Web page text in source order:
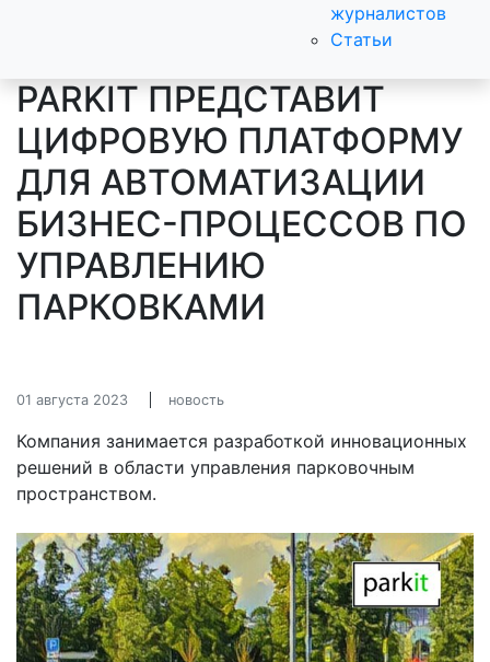
журналистов
Статьи
PARKIT ПРЕДСТАВИТ
ЦИФРОВУЮ ПЛАТФОРМУ
ДЛЯ АВТОМАТИЗАЦИИ
БИЗНЕС-ПРОЦЕССОВ ПО
УПРАВЛЕНИЮ
ПАРКОВКАМИ
01 августа 2023 новость
Компания занимается разработкой инновационных
решений в области управления парковочным
пространством.